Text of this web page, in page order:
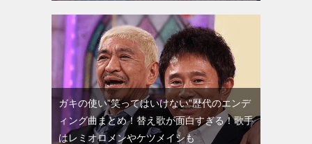
ガキの使い”笑ってはいけない”歴代のエンデ
ィング曲まとめ！替え歌が面白すぎる！歌手
はレミオロメンやケツメイシも